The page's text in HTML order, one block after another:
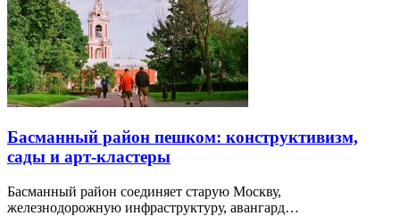
Басманный район пешком: конструктивизм,
сады и арт-кластеры
Басманный район соединяет старую Москву,
железнодорожную инфраструктуру, авангард…